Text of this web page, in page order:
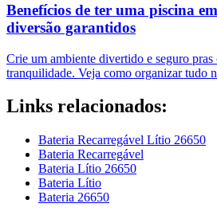
Benefícios de ter uma piscina
diversão garantidos
Crie um ambiente divertido e seguro
tranquilidade. Veja como organizar tudo
Links relacionados:
Bateria Recarregável Lítio 26650
Bateria Recarregável
Bateria Lítio 26650
Bateria Lítio
Bateria 26650